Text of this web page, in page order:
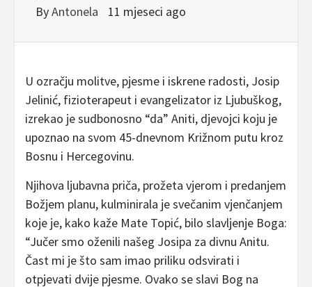
ByAntonela 11 mjeseci ago
U ozračju molitve, pjesme i iskrene radosti, Josip
Jelinić, fizioterapeut i evangelizator iz Ljubuškog,
izrekao je sudbonosno “da” Aniti, djevojci koju je
upoznao na svom 45-dnevnom Križnom putu kroz
Bosnu i Hercegovinu.
Njihova ljubavna priča, prožeta vjerom i predanjem
Božjem planu, kulminirala je svečanim vjenčanjem
koje je, kako kaže Mate Topić, bilo slavljenje Boga:
“Jučer smo oženili našeg Josipa za divnu Anitu.
Čast mi je što sam imao priliku odsvirati i
otpjevati dvije pjesme. Ovako se slavi Bog na